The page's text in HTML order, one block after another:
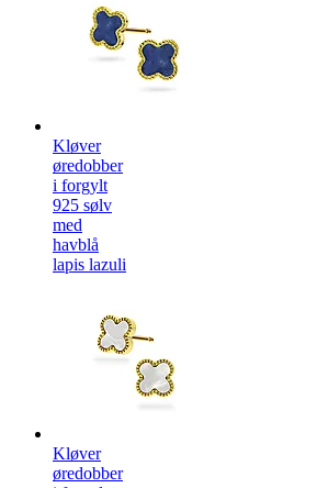
Kløver
øredobber
i forgylt
925 sølv
med
havblå
lapis lazuli
Kløver
øredobber